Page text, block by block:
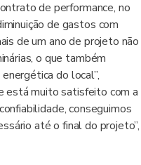
de performance, no
de gastos com
de um ano de projeto não
o que também
do local”,
está muito satisfeito com a
conseguimos
até o final do projeto”,